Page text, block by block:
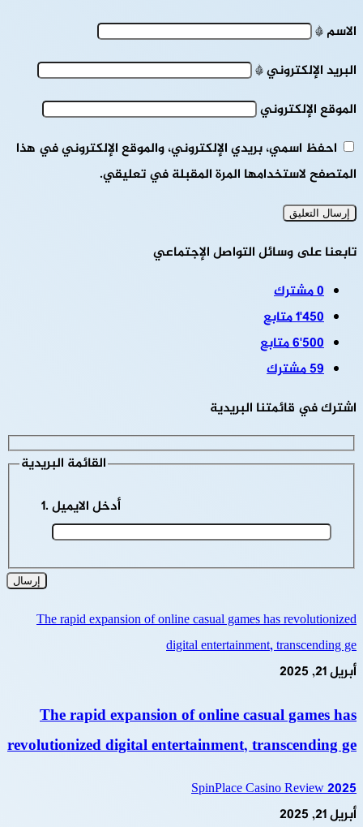
الاسم*
البريد الإلكتروني*
الموقع الإلكتروني
احفظ اسمي، بريدي الإلكتروني، والموقع الإلكتروني في هذا
المتصفح لاستخدامها المرة المقبلة في تعليقي.
تابعنا على وسائل التواصل الإجتماعي
0مشترك
1٬450متابع
6٬500متابع
59مشترك
اشترك في قائمتنا البريدية
القائمة البريدية
The rapid expansion of online casual games has revolutionized
digital entertainment, transcending ge
أبريل 21, 2025
The rapid expansion of online casual games has
revolutionized digital entertainment, transcending ge
SpinPlace Casino Review 2025
أبريل 21, 2025